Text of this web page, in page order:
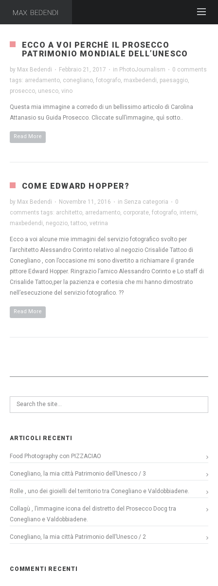
ECCO A VOI PERCHÈ IL PROSECCO
PATRIMONIO MONDIALE DELL’UNESCO
by Max Bedendi · Febbraio 21, 2017 · in PhotoJournalism · 0 comments
tags: arredamento, conegliano, fotografo, maxbedendi, paesaggio,
prosecco, unesco, vino
Questa mia immagine a corredo di un bellissimo articolo di Carolina
Attanasio su Guida Prosecco. Cliccate sull’immagine, quì sotto..
Read More
COME EDWARD HOPPER?
by Max Bedendi · Novembre 11, 2016 · in Senza categoria · 0
comments tags: architetto, arredamento, corporate, fotografo, interni,
maxbedendi, negozio, tattoo, vetrina
Ecco a voi alcune mie immagini del servizio fotografico svolto per
l’architetto Alessandro Corinto relativo al negozio Crisalide Tattoo di
Conegliano , con l’occasione mi sono divertito a richiamare il grande
pittore Edward Hopper. Ringrazio l’amico Alessandro Corinto e Lo staff di
Crisalide Tattoo,per la pazienza e cortesia che mi hanno dimostrato
nell’esecuzione del servizio fotografico. ??
Read More
ARTICOLI RECENTI
Food Photography con PIZZACIAO
Conegliano, la mia città Patrimonio dell’Unesco / 3
Rolle , uno dei gioielli del territorio tra Conegliano e Valdobbiadene.
Collagù , l’immagine icona del distretto del Prosecco Docg tra
Conegliano e Valdobbiadene.
Conegliano, la mia città Patrimonio dell’Unesco / 2
COMMENTI RECENTI